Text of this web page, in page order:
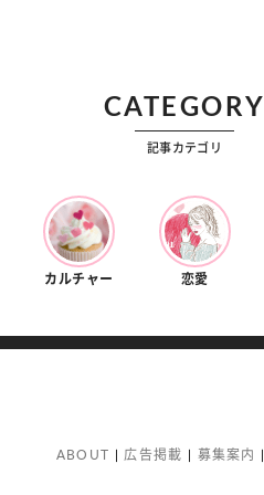
CATEGORY
記事カテゴリ
カルチャー 恋愛
ABOUT 広告掲載 募集案内